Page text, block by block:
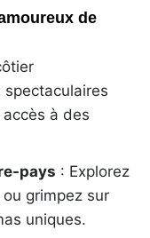
de
à des
pays : Explorez
grimpez sur
uniques.